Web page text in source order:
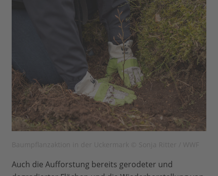
Auch die Aufforstung bereits gerodeter und